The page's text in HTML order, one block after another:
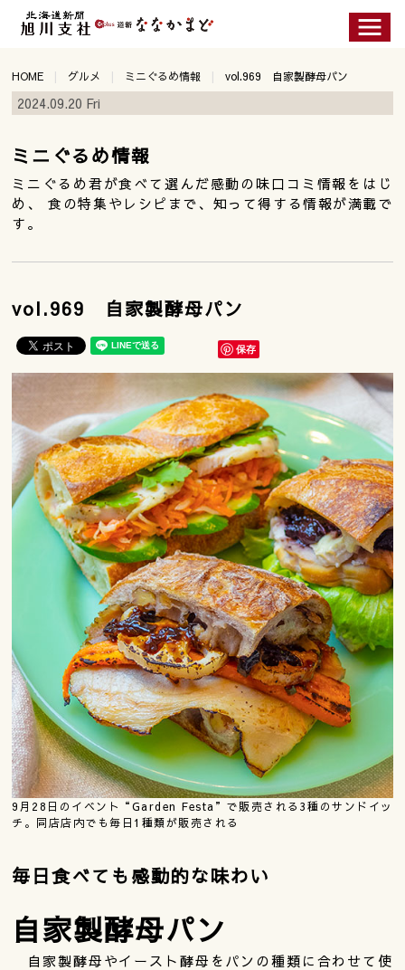
HOME グルメ ミニぐるめ情報 vol.969 自家製酵母パン
2024.09.20 Fri
ミニぐるめ情報
ミニぐるめ君が食べて選んだ感動の味口コミ情報をはじ
め、 食の特集やレシピまで、知って得する情報が満載で
す。
vol.969 自家製酵母パン
保存
9月28日のイベント“Garden Festa”で販売される3種のサンドイッ
チ。同店店内でも毎日1種類が販売される
毎日食べても感動的な味わい
自家製酵母パン
自家製酵母やイースト酵母をパンの種類に合わせて使